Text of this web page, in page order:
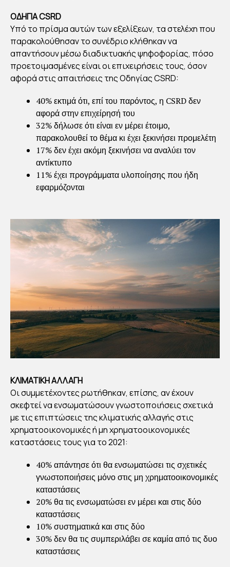
ΑΦ
ΟΡ
ΩΝ
Στέλλα
Αυγου
21
ΟΔΗΓΙΑ CSRD
Υπό το πρίσμα αυτών των εξελίξεων, τα στελέχη που
παρακολούθησαν το συνέδριο κλήθηκαν να
απαντήσουν μέσω διαδικτυακής ψηφοφορίας, πόσο
προετοιμασμένες είναι οι επιχειρήσεις τους, όσον
αφορά στις απαιτήσεις της Οδηγίας CSRD:
40% εκτιμά ότι, επί του παρόντος, η CSRD δεν
αφορά στην επιχείρησή του
32% δήλωσε ότι είναι εν μέρει έτοιμο,
παρακολουθεί το θέμα κι έχει ξεκινήσει προμελέτη
17% δεν έχει ακόμη ξεκινήσει να αναλύει τον
αντίκτυπο
11% έχει προγράμματα υλοποίησης που ήδη
εφαρμόζονται
ΚΛΙΜΑΤΙΚΗ ΑΛΛΑΓΗ
Οι συμμετέχοντες ρωτήθηκαν, επίσης, αν έχουν
σκεφτεί να ενσωματώσουν γνωστοποιήσεις σχετικά
με τις επιπτώσεις της κλιματικής αλλαγής στις
χρηματοοικονομικές ή μη χρηματοοικονομικές
καταστάσεις τους για το 2021:
40% απάντησε ότι θα ενσωματώσει τις σχετικές
γνωστοποιήσεις μόνο στις μη χρηματοοικονομικές
καταστάσεις
20% θα τις ενσωματώσει εν μέρει και στις δύο
καταστάσεις
10% συστηματικά και στις δύο
30% δεν θα τις συμπεριλάβει σε καμία από τις δυο
καταστάσεις